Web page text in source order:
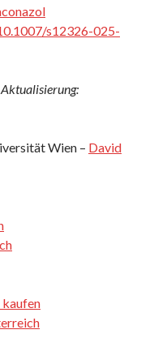
s12326-025-
Wien – David